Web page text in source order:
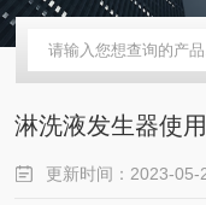
淋洗液发生器使
更新时间：2023-05-